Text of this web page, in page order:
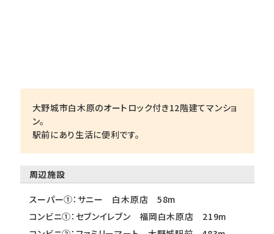
大野城市白木原のオートロック付き12階建てマンショ
ン。
駅前にあり生活に便利です。
周辺施設
スーパー①：サニー 白木原店 58m
コンビニ①：セブンイレブン 福岡白木原店 219m